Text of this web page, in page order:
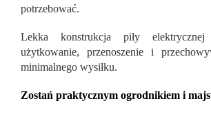
potrzebować.
Lekka konstrukcja piły
użytkowanie, przenoszenie i
minimalnego wysiłku.
Zostań praktycznym ogrodnikiem i